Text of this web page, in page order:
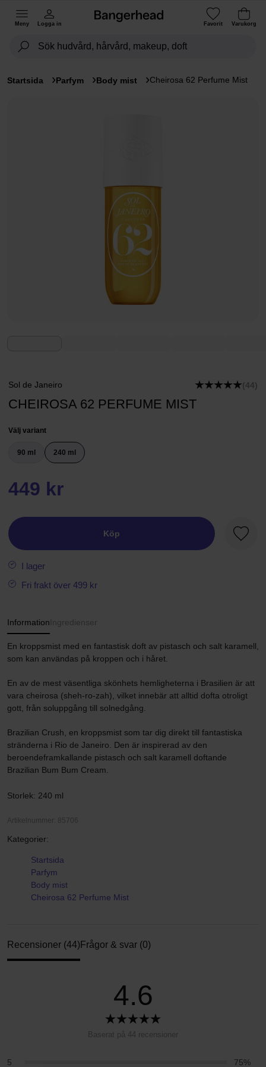
Meny Logga in Favorit Varukorg
Startsida Parfym Body mist Cheirosa 62 Perfume Mist
Sol de Janeiro (44)
CHEIROSA 62 PERFUME MIST
Välj variant
90 ml 240 ml
449 kr
Köp
I lager
Fri frakt över 499 kr
Information Ingredienser
En kroppsmist med en fantastisk doft av pistasch och salt karamell,
som kan användas på kroppen och i håret.
En av de mest väsentliga skönhets hemligheterna i Brasilien är att
vara cheirosa (sheh-ro-zah), vilket innebär att alltid dofta otroligt
gott, från soluppgång till solnedgång.
Brazilian Crush, en kroppsmist som tar dig direkt till fantastiska
stränderna i Rio de Janeiro. Den är inspirerad av den
beroendeframkallande pistasch och salt karamell doftande
Brazilian Bum Bum Cream.
Storlek: 240 ml
Artikelnummer: 85706
Kategorier:
Startsida
Parfym
Body mist
Cheirosa 62 Perfume Mist
Recensioner (44) Frågor & svar (0)
4.6
Baserat på 44 recensioner
5 75%